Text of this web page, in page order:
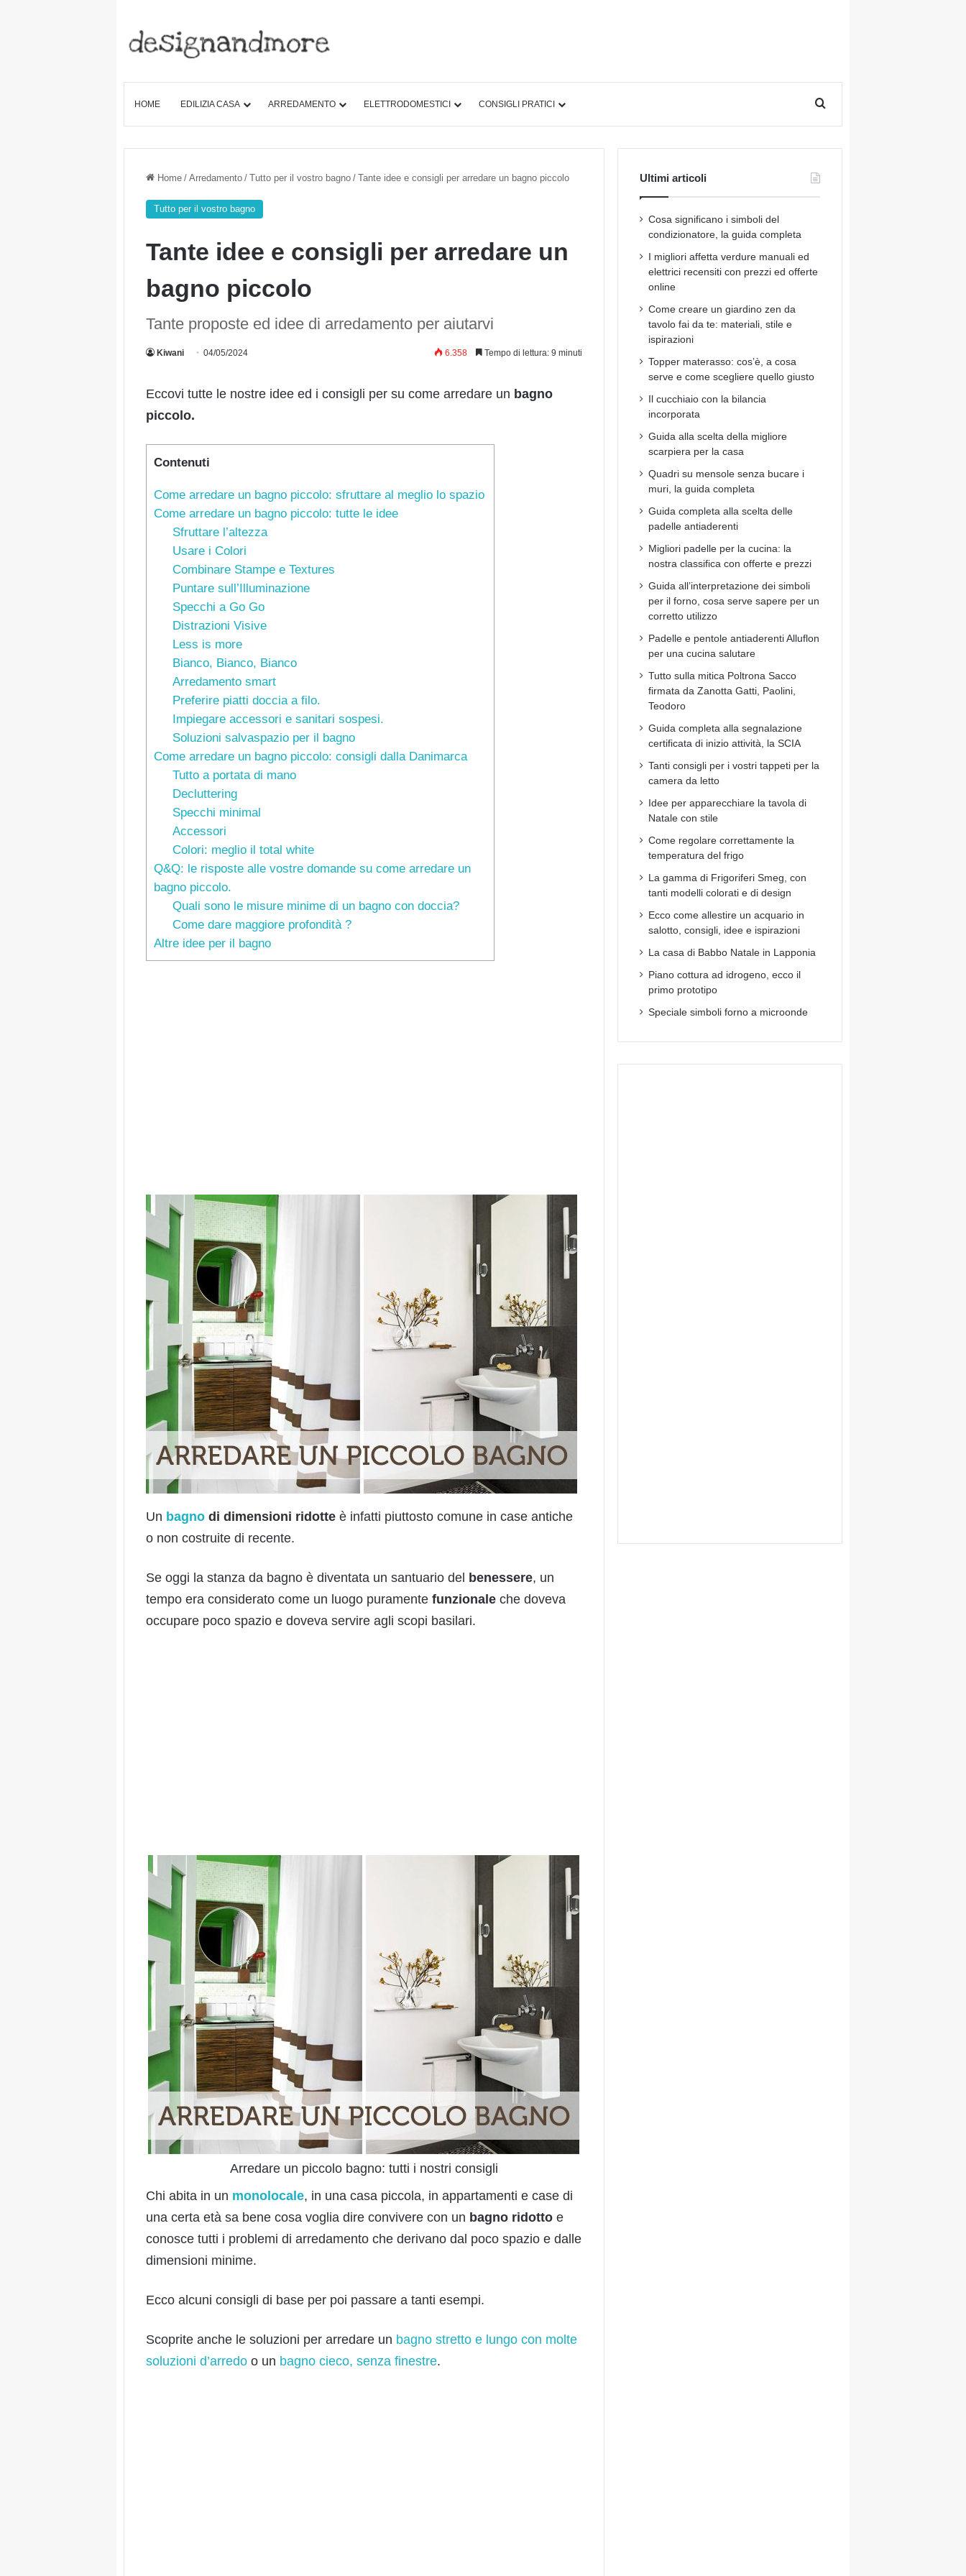
HOME EDILIZIA CASA ARREDAMENTO ELETTRODOMESTICI CONSIGLI PRATICI
Home / Arredamento / Tutto per il vostro bagno / Tante idee e consigli per arredare un bagno piccolo
Tutto per il vostro bagno
Tante idee e consigli per arredare un
bagno piccolo
Tante proposte ed idee di arredamento per aiutarvi
Kiwani 04/05/2024 6.358 Tempo di lettura: 9 minuti
Eccovi tutte le nostre idee ed i consigli per su come arredare un bagno
piccolo.
Contenuti
Come arredare un bagno piccolo: sfruttare al meglio lo spazio
Come arredare un bagno piccolo: tutte le idee
Sfruttare l’altezza
Usare i Colori
Combinare Stampe e Textures
Puntare sull’Illuminazione
Specchi a Go Go
Distrazioni Visive
Less is more
Bianco, Bianco, Bianco
Arredamento smart
Preferire piatti doccia a filo.
Impiegare accessori e sanitari sospesi.
Soluzioni salvaspazio per il bagno
Come arredare un bagno piccolo: consigli dalla Danimarca
Tutto a portata di mano
Decluttering
Specchi minimal
Accessori
Colori: meglio il total white
Q&Q: le risposte alle vostre domande su come arredare un
bagno piccolo.
Quali sono le misure minime di un bagno con doccia?
Come dare maggiore profondità ?
Altre idee per il bagno
Un bagno di dimensioni ridotte è infatti piuttosto comune in case antiche
o non costruite di recente.
Se oggi la stanza da bagno è diventata un santuario del benessere, un
tempo era considerato come un luogo puramente funzionale che doveva
occupare poco spazio e doveva servire agli scopi basilari.
Arredare un piccolo bagno: tutti i nostri consigli
Chi abita in un monolocale, in una casa piccola, in appartamenti e case di
una certa età sa bene cosa voglia dire convivere con un bagno ridotto e
conosce tutti i problemi di arredamento che derivano dal poco spazio e dalle
dimensioni minime.
Ecco alcuni consigli di base per poi passare a tanti esempi.
Scoprite anche le soluzioni per arredare un bagno stretto e lungo con molte
soluzioni d’arredo o un bagno cieco, senza finestre.
Ultimi articoli
Cosa significano i simboli del
condizionatore, la guida completa
I migliori affetta verdure manuali ed
elettrici recensiti con prezzi ed offerte
online
Come creare un giardino zen da
tavolo fai da te: materiali, stile e
ispirazioni
Topper materasso: cos’è, a cosa
serve e come scegliere quello giusto
Il cucchiaio con la bilancia
incorporata
Guida alla scelta della migliore
scarpiera per la casa
Quadri su mensole senza bucare i
muri, la guida completa
Guida completa alla scelta delle
padelle antiaderenti
Migliori padelle per la cucina: la
nostra classifica con offerte e prezzi
Guida all’interpretazione dei simboli
per il forno, cosa serve sapere per un
corretto utilizzo
Padelle e pentole antiaderenti Alluflon
per una cucina salutare
Tutto sulla mitica Poltrona Sacco
firmata da Zanotta Gatti, Paolini,
Teodoro
Guida completa alla segnalazione
certificata di inizio attività, la SCIA
Tanti consigli per i vostri tappeti per la
camera da letto
Idee per apparecchiare la tavola di
Natale con stile
Come regolare correttamente la
temperatura del frigo
La gamma di Frigoriferi Smeg, con
tanti modelli colorati e di design
Ecco come allestire un acquario in
salotto, consigli, idee e ispirazioni
La casa di Babbo Natale in Lapponia
Piano cottura ad idrogeno, ecco il
primo prototipo
Speciale simboli forno a microonde